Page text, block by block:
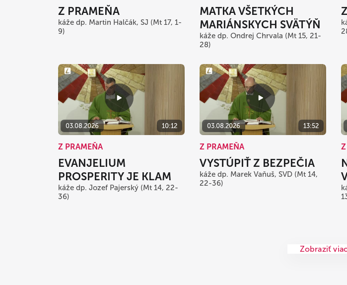
Z PRAMEŇA
káže dp. Martin Halčák, SJ (Mt 17, 1-
9)
MATKA VŠETKÝCH
MARIÁNSKYCH SVÄTÝŇ
káže dp. Ondrej Chrvala (Mt 15, 21-
28)
03.08.2026 10:12
Z PRAMEŇA
EVANJELIUM
PROSPERITY JE KLAM
káže dp. Jozef Pajerský (Mt 14, 22-
36)
03.08.2026 13:52
Z PRAMEŇA
VYSTÚPIŤ Z BEZPEČIA
káže dp. Marek Vaňuš, SVD (Mt 14,
22-36)
Zobraziť